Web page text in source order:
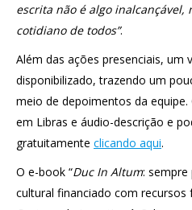
escrita não é algo inalcançável,
cotidiano de todos”.
Além das ações presenciais, um
disponibilizado, trazendo um
meio de depoimentos da
em Libras e áudio-descrição e
gratuitamente clicando aqui.
O e-book “Duc In Altum:
cultural financiado com recursos